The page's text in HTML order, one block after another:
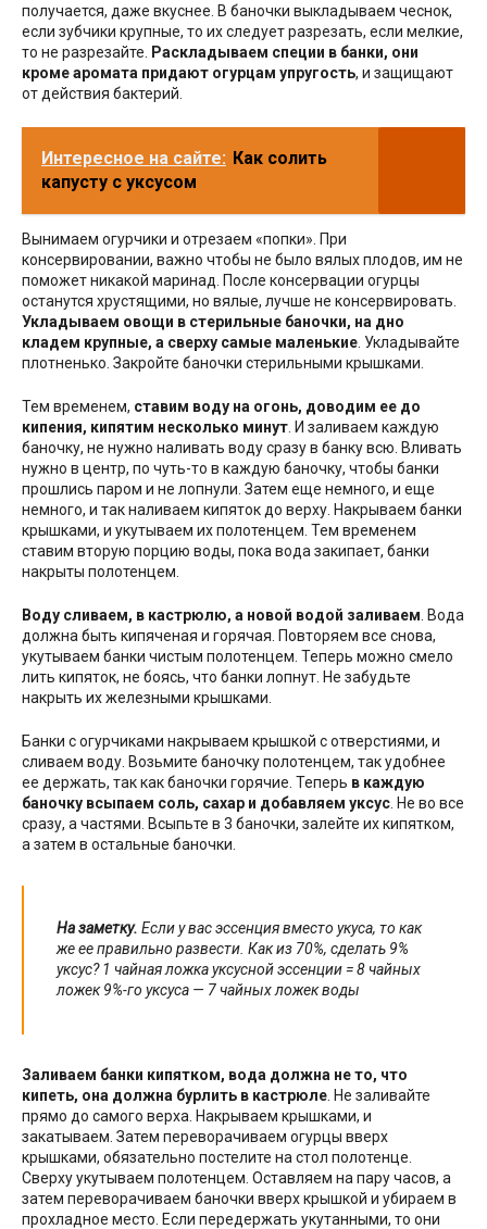
получается, даже вкуснее. В баночки выкладываем чеснок,
если зубчики крупные, то их следует разрезать, если мелкие,
то не разрезайте.
Раскладываем специи в банки, они
кроме аромата придают огурцам упругость, и защищают
от действия бактерий.
Интересное на сайте: Как солить
капусту с уксусом
Вынимаем огурчики и отрезаем «попки». При
консервировании, важно чтобы не было вялых плодов, им не
поможет никакой маринад. После консервации огурцы
останутся хрустящими, но вялые, лучше не консервировать.
Укладываем овощи в стерильные баночки, на дно
кладем крупные, а сверху самые маленькие . Укладывайте
плотненько. Закройте баночки стерильными крышками.
Тем временем, ставим воду на огонь, доводим ее до
кипения, кипятим несколько минут . И заливаем каждую
баночку, не нужно наливать воду сразу в банку всю. Вливать
нужно в центр, по чуть-то в каждую баночку, чтобы банки
прошлись паром и не лопнули. Затем еще немного, и еще
немного, и так наливаем кипяток до верху. Накрываем банки
крышками, и укутываем их полотенцем. Тем временем
ставим вторую порцию воды, пока вода закипает, банки
накрыты полотенцем.
Воду сливаем, в кастрюлю, а новой водой заливаем . Вода
должна быть кипяченая и горячая. Повторяем все снова,
укутываем банки чистым полотенцем. Теперь можно смело
лить кипяток, не боясь, что банки лопнут. Не забудьте
накрыть их железными крышками.
Банки с огурчиками накрываем крышкой с отверстиями, и
сливаем воду. Возьмите баночку полотенцем, так удобнее
ее держать, так как баночки горячие. Теперь в каждую
баночку всыпаем соль, сахар и добавляем уксус . Не во все
сразу, а частями. Всыпьте в 3 баночки, залейте их кипятком,
а затем в остальные баночки.
На заметку. Если у вас эссенция вместо укуса, то как
же ее правильно развести. Как из 70%, сделать 9%
уксус? 1 чайная ложка уксусной эссенции = 8 чайных
ложек 9%-го уксуса — 7 чайных ложек воды
Заливаем банки кипятком, вода должна не то, что
кипеть, она должна бурлить в кастрюле . Не заливайте
прямо до самого верха. Накрываем крышками, и
закатываем. Затем переворачиваем огурцы вверх
крышками, обязательно постелите на стол полотенце.
Сверху укутываем полотенцем. Оставляем на пару часов, а
затем переворачиваем баночки вверх крышкой и убираем в
прохладное место. Если передержать укутанными, то они